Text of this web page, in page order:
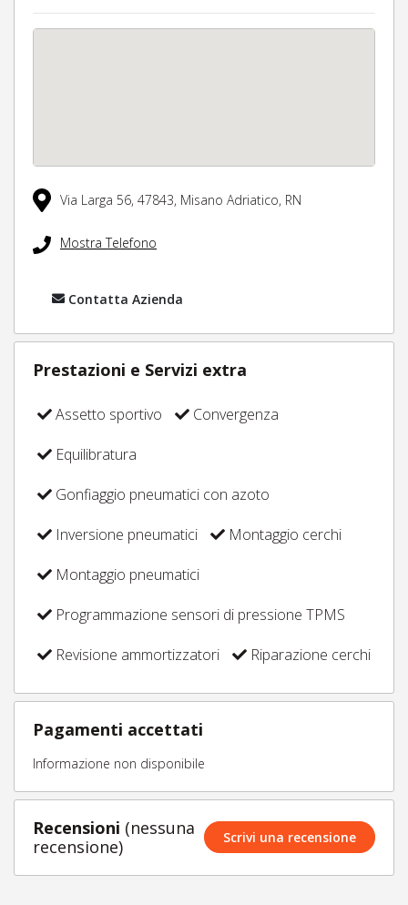
Via Larga 56, 47843, Misano Adriatico, RN
Mostra Telefono
Contatta Azienda
Prestazioni e Servizi extra
Assetto sportivo
Convergenza
Equilibratura
Gonfiaggio pneumatici con azoto
Inversione pneumatici
Montaggio cerchi
Montaggio pneumatici
Programmazione sensori di pressione TPMS
Revisione ammortizzatori
Riparazione cerchi
Pagamenti accettati
Informazione non disponibile
Recensioni (nessuna
recensione)
Scrivi una recensione